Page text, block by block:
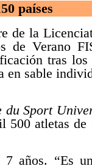
países
de la
de Verano
tras los
en sable
du Sport
atletas de
años. “Es